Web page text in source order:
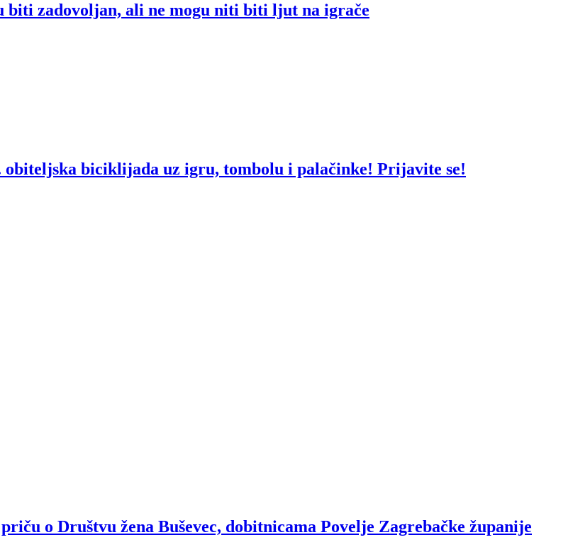
zadovoljan, ali ne mogu niti biti ljut na igrače
obiteljska biciklijada uz igru, tombolu i palačinke! Prijavite se!
o Društvu žena Buševec, dobitnicama Povelje Zagrebačke županije